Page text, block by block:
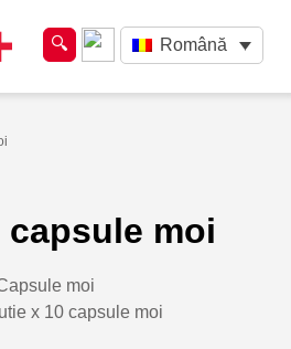
Română
moi
moi
x 10 capsule moi